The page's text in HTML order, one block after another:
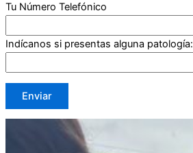
Tu Número Telefónico
Indícanos si presentas alguna patología: